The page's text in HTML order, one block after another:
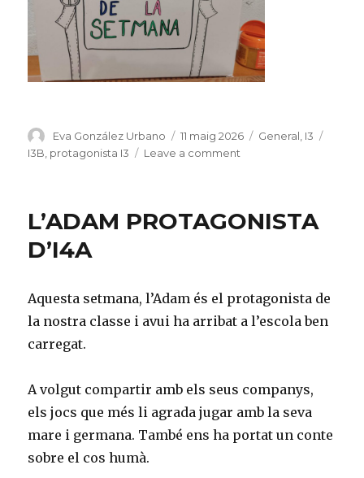
Author
Eva González Urbano
Posted
on
11 maig 2026 Categories
General I3
I3B protagonista I3 Leave a comment
d’I3B
L’ADAM PROTAGONISTA
D’I4A
Aquesta setmana, l’Adam és el protagonista de
la nostra classe i avui ha arribat a l’escola ben
carregat.
A volgut compartir amb els seus companys,
els jocs que més li agrada jugar amb la seva
mare i germana. També ens ha portat un conte
sobre el cos humà.